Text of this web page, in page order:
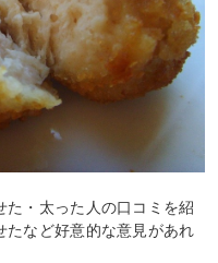
た・太った人の口コミを紹
たなど好意的な意見があれ